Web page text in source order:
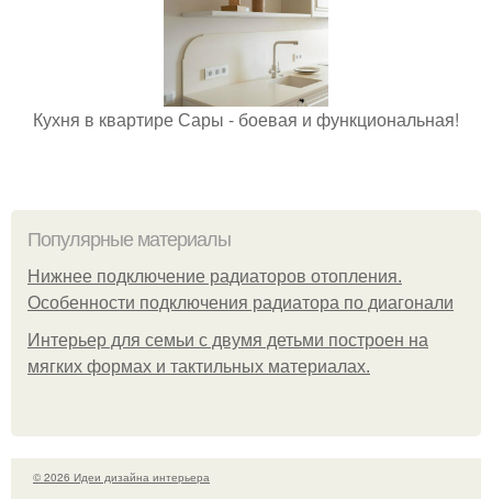
Кухня в квартире Сары - боевая и функциональная!
Популярные материалы
Нижнее подключение радиаторов отопления.
Особенности подключения радиатора по диагонали
Интерьер для семьи с двумя детьми построен на
мягких формах и тактильных материалах.
© 2026 Идеи дизайна интерьера